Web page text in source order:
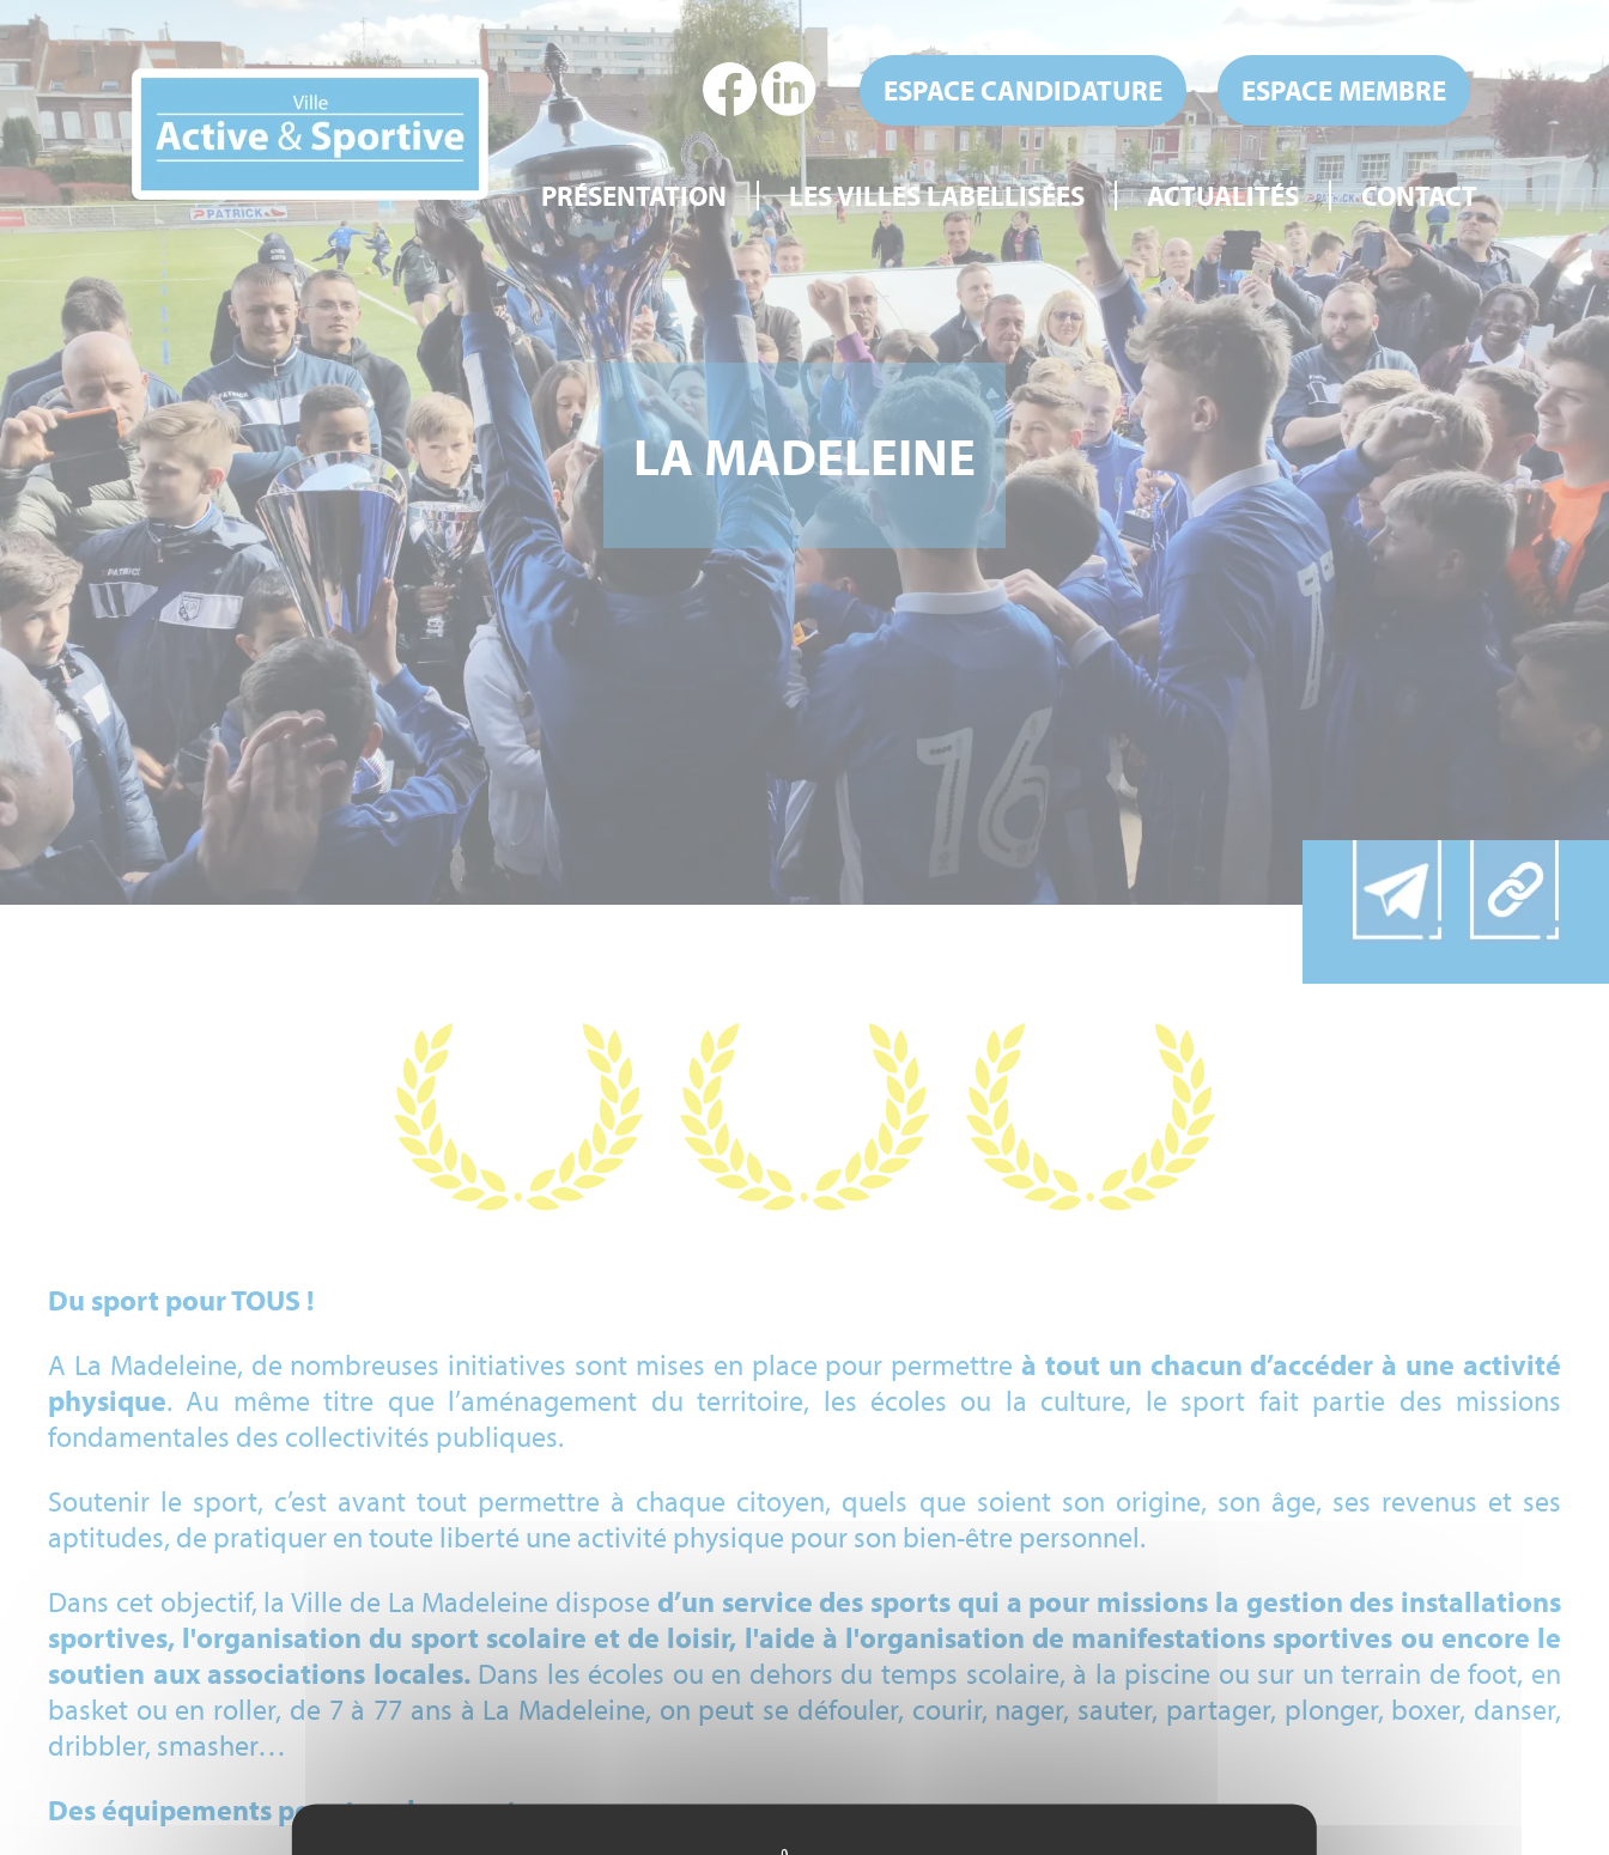
ESPACE CANDIDATURE ESPACE MEMBRE
PRÉSENTATION LES VILLES LABELLISÉES ACTUALITÉS CONTACT
LA MADELEINE
Du sport pour TOUS !
A La Madeleine, de nombreuses initiatives sont mises en place pour permettreà tout un chacun d’accéder à une activité
physique. Au même titre que l’aménagement du territoire, les écoles ou la culture, le sport fait partie des missions
fondamentales des collectivités publiques.
Soutenir le sport, c’est avant tout permettre à chaque citoyen, quels que soient son origine, son âge, ses revenus et ses
aptitudes, de pratiquer en toute liberté une activité physique pour son bien-être personnel.
Dans cet objectif, la Ville de La Madeleine dispose d’un service des sports qui a pour missions la gestion des installations
sportives, l'organisation du sport scolaire et de loisir, l'aide à l'organisation de manifestations sportives ou encore le
soutien aux associations locales.Dans les écoles ou en dehors du temps scolaire, à la piscine ou sur un terrain de foot, en
basket ou en roller, de 7 à 77 ans à La Madeleine, on peut se défouler, courir, nager, sauter, partager, plonger, boxer, danser,
dribbler, smasher…
Des équipements pour tous les sports
Panneau de gestion des cookies